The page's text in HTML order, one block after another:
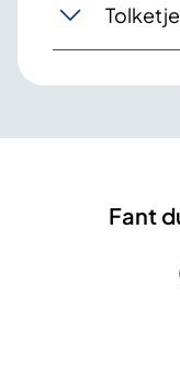
Fant